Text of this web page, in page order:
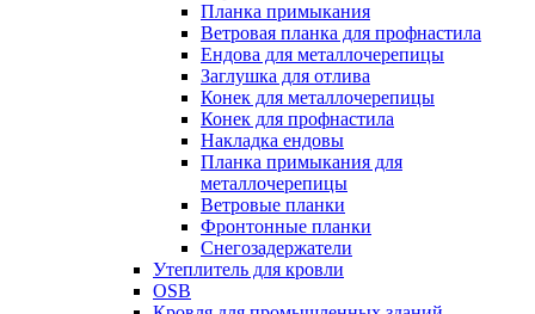
Планка примыкания
Ветровая планка для профнастила
Ендова для металлочерепицы
Заглушка для отлива
Конек для металлочерепицы
Конек для профнастила
Накладка ендовы
Планка примыкания для
металлочерепицы
Ветровые планки
Фронтонные планки
Снегозадержатели
Утеплитель для кровли
OSB